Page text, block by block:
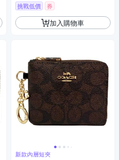
挑戰低價 券
加入購物車
新款內層短夾